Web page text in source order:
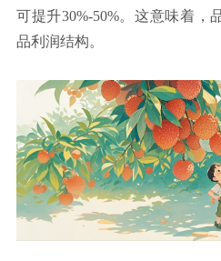
可提升30%-50%。这意味着，
品利润结构。